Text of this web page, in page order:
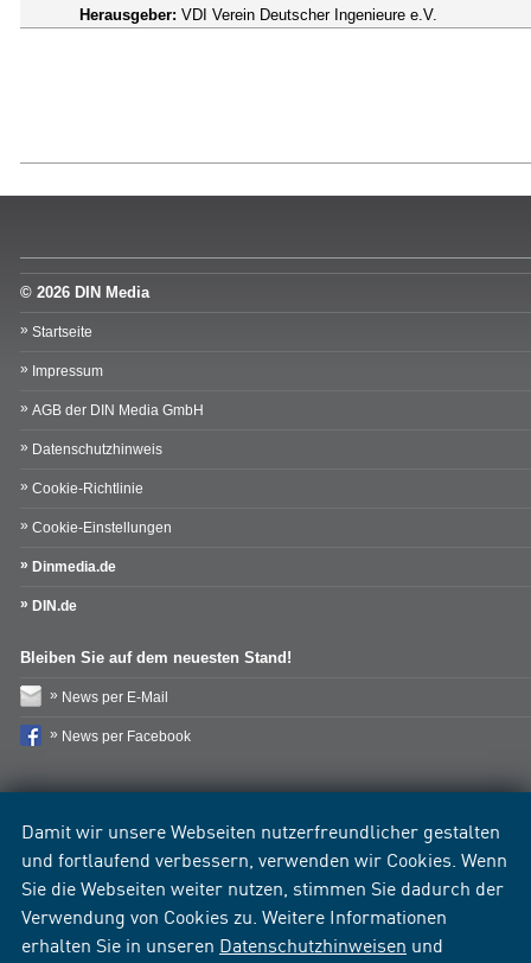
Damit wir unsere Webseiten nutzerfreundlicher gestalten
und fortlaufend verbessern, verwenden wir Cookies. Wenn
Sie die Webseiten weiter nutzen, stimmen Sie dadurch der
Verwendung von Cookies zu. Weitere Informationen
erhalten Sie in unseren Datenschutzhinweisen und
Herausgeber: VDI Verein Deutscher Ingenieure e.V.
© 2026 DIN Media
Startseite
Impressum
AGB der DIN Media GmbH
Datenschutzhinweis
Cookie-Richtlinie
Cookie-Einstellungen
Dinmedia.de
DIN.de
Bleiben Sie auf dem neuesten Stand!
News per E-Mail
News per Facebook